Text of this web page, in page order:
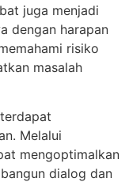
juga menjadi
dengan harapan
risiko
masalah
Melalui
mengoptimalkan
dialog dan